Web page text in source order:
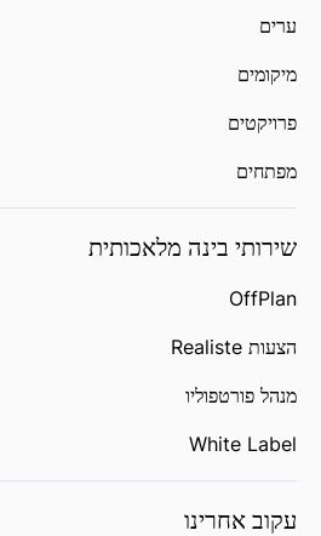
ערים
מיקומים
פרויקטים
מפתחים
שירותי בינה מלאכותית
OffPlan
הצעות Realiste
מנהל פורטפוליו
White Label
עקוב אחרינו